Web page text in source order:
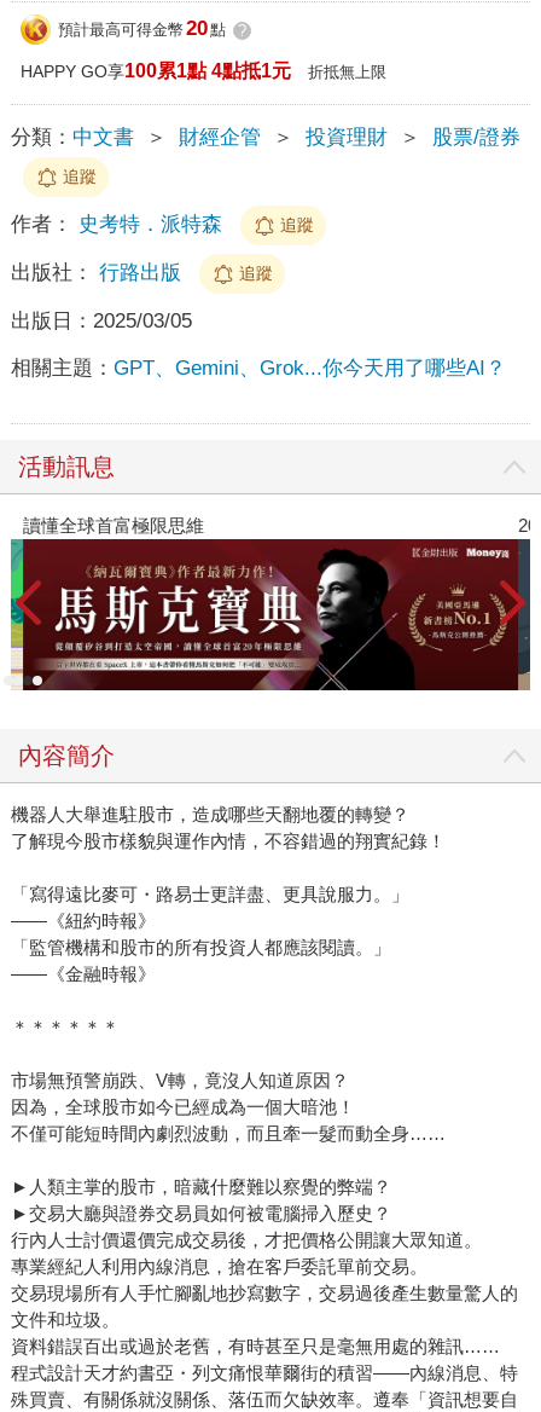
預計最高可得金幣 20點 ?
HAPPY GO享100累1點 4點抵1元 折抵無上限
分類： 中文書 ＞ 財經企管 ＞ 投資理財 ＞ 股票/證券
追蹤
作者： 史考特．派特森 追蹤
出版社： 行路出版 追蹤
出版日： 2025/03/05
相關主題： GPT、Gemini、Grok...你今天用了哪些AI？
活動訊息
讀懂全球首富極限思維
內容簡介
機器人大舉進駐股市，造成哪些天翻地覆的轉變？
了解現今股市樣貌與運作內情，不容錯過的翔實紀錄！
「寫得遠比麥可・路易士更詳盡、更具說服力。」
——《紐約時報》
「監管機構和股市的所有投資人都應該閱讀。」
——《金融時報》
＊＊＊＊＊＊
市場無預警崩跌、V轉，竟沒人知道原因？
因為，全球股市如今已經成為一個大暗池！
不僅可能短時間內劇烈波動，而且牽一髮而動全身……
►人類主掌的股市，暗藏什麼難以察覺的弊端？
►交易大廳與證券交易員如何被電腦掃入歷史？
行內人士討價還價完成交易後，才把價格公開讓大眾知道。
專業經紀人利用內線消息，搶在客戶委託單前交易。
交易現場所有人手忙腳亂地抄寫數字，交易過後產生數量驚人的
文件和垃圾。
資料錯誤百出或過於老舊，有時甚至只是毫無用處的雜訊……
程式設計天才約書亞・列文痛恨華爾街的積習——內線消息、特
殊買賣、有關係就沒關係、落伍而欠缺效率。遵奉「資訊想要自